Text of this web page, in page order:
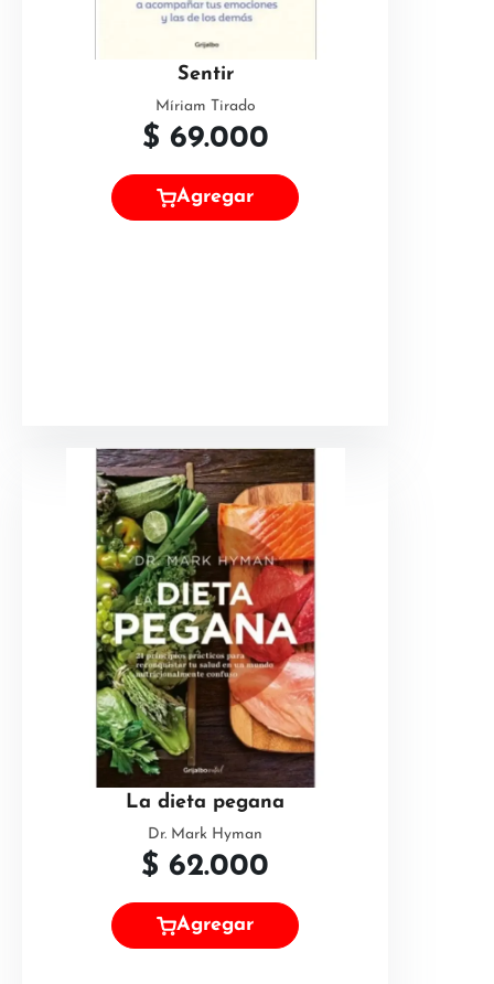
Sentir
Míriam Tirado
$ 69.000
Agregar
La dieta pegana
Dr. Mark Hyman
$ 62.000
Agregar